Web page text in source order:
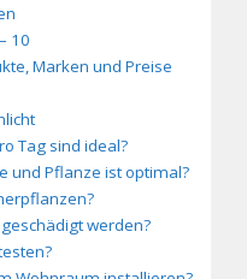
10
Marken und Preise
Tag sind ideal?
und Pflanze ist optimal?
werden?